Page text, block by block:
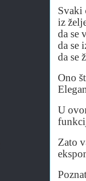
Svaki
iz
da se
da se
da se
Ono
U
Zato